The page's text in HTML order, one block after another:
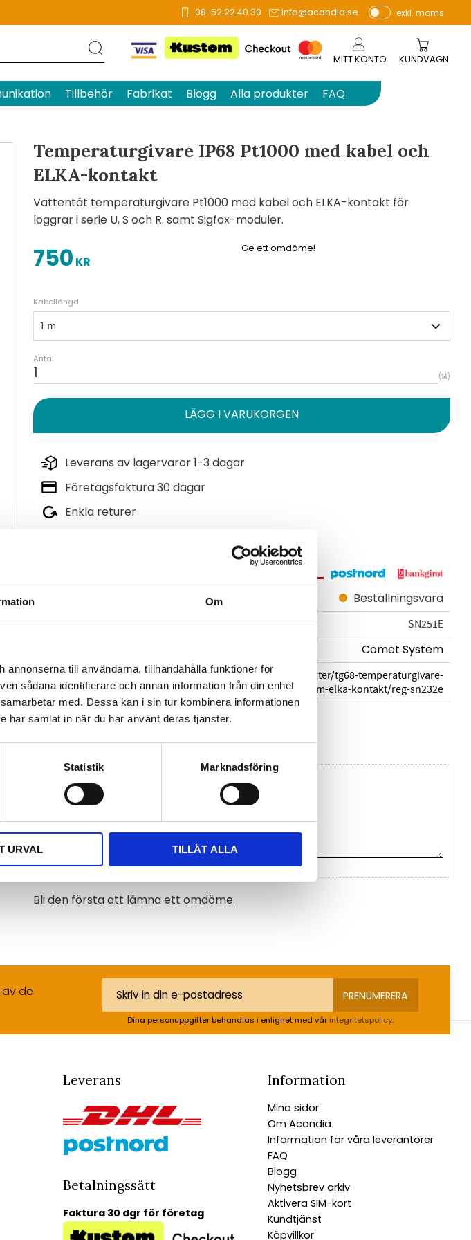
Om
till användarna, tillhandahålla funktioner för
sådana identifierare och annan information från din enhet
med. Dessa kan i sin tur kombinera informationen
har samlat in när du har använt deras tjänster.
Statistik Marknadsföring
URVAL TILLÅT ALLA
08-52 22 40 30 info@acandia.se
P
e
r
vi
s
exkl. moms
MITT KONTO KUNDVAGN
Tillbehör Fabrikat Blogg Alla produkter FAQ
Temperaturgivare IP68 Pt1000 med kabel och
ELKA-kontakt
Vattentät temperaturgivare Pt1000 med kabel och ELKA-kontakt för
loggrar i serie U, S och R. samt Sigfox-moduler.
750 KR
Kabellängd
Antal
st
Leverans av lagervaror 1-3 dagar
Företagsfaktura 30 dagar
Enkla returer
Beställningsvara
Artikelnr
SN251E
Comet System
Läs mer
cometsystem.se/produkter/tg68-temperaturgivare-
pt1000-2-m-kabel-m-elka-kontakt/reg-sn232e
Visa alla produkter från Comet System
Ge ett omdöme!
Baserat på 0 betyg.
Bli den första att lämna ett omdöme.
de
PRENUMERERA
Dina personuppgifter behandlas i enlighet med vår integritetspolicy.
Leverans
Betalningssätt
Faktura 30 dgr för företag
Information
Mina sidor
Om Acandia
Information för våra leverantörer
FAQ
Blogg
Nyhetsbrev arkiv
Aktivera SIM-kort
Kundtjänst
Köpvillkor